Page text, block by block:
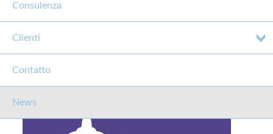
Consulenza
Clienti
Contatto
News
CONCORSO START UP!